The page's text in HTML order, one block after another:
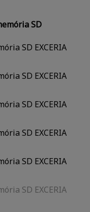
SD
SD EXCERIA
SD EXCERIA
SD EXCERIA
SD EXCERIA
SD EXCERIA
SD EXCERIA